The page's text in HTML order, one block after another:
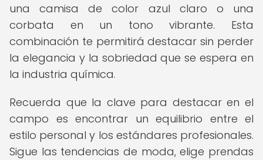
una camisa de color azul claro o una
corbata en un tono vibrante. Esta
combinación te permitirá destacar sin perder
la elegancia y la sobriedad que se espera en
la industria química.
Recuerda que la clave para destacar en el
campo es encontrar un equilibrio entre el
estilo personal y los estándares profesionales.
Sigue las tendencias de moda, elige prendas